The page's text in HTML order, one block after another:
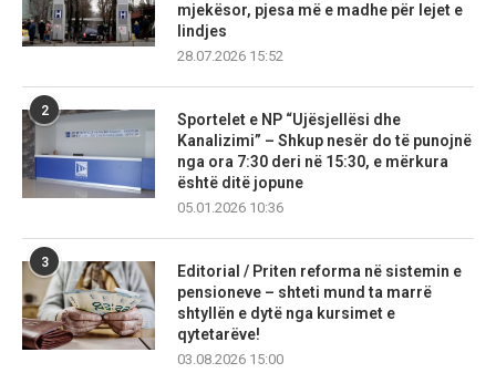
mjekësor, pjesa më e madhe për lejet e
lindjes
28.07.2026 15:52
2
Sportelet e NP “Ujësjellësi dhe
Kanalizimi” – Shkup nesër do të punojnë
nga ora 7:30 deri në 15:30, e mërkura
është ditë jopune
05.01.2026 10:36
3
Editorial / Priten reforma në sistemin e
pensioneve – shteti mund ta marrë
shtyllën e dytë nga kursimet e
qytetarëve!
03.08.2026 15:00